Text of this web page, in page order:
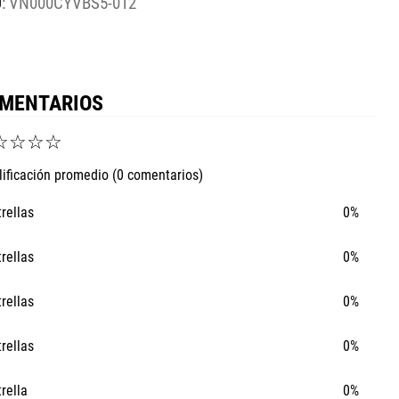
☆☆☆
promedio (0 comentarios)
0%
0%
0%
0%
0%